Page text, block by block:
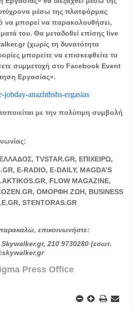
μέσω της πλατφόρμας
να μπορεί να παρακολουθήσει,
του. Θα μεταδοθεί επίσης live
(χωρίς τη δυνατότητα
μπορείτε να επισκεφθείτε το
συμμετοχή στο Facebook Event
Εργασίας».
anazhthshs-ergasias
με την πολύτιμη συμβολή
TVSTAR.GR, ΕΠΙΧΕΙΡΩ,
E-RADIO, E-DAILY, MAGDA’S
FLOW MAGAZINE,
ΟΜΟΡΦΗ ΖΩΗ, BUSINESS
STENTORAS.GR
επικοινωνήστε:
210 9730280 (εσωτ.
Press Office